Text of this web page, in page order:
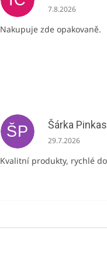
Hodnocení
7.8.2026
Nakupuje zde opakovaně.
ŠP Šárka
Hodnocení
29.7.2026
Kvalitní produkty, rychlé